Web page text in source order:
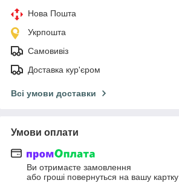
Нова Пошта
Укрпошта
Самовивіз
Доставка кур'єром
Всі умови доставки
Умови оплати
Ви отримаєте замовлення
або гроші повернуться на вашу картку